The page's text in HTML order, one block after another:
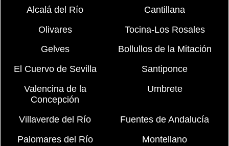
Alcalá del Río
Cantillana
Olivares
Tocina-Los Rosales
Gelves
Bollullos de la Mitación
El Cuervo de Sevilla
Santiponce
Valencina de la
Concepción
Umbrete
Villaverde del Río
Fuentes de Andalucía
Palomares del Río
Montellano